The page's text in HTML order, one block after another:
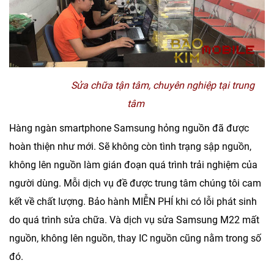
Sửa chữa tận tâm, chuyên nghiệp tại trung
tâm
Hàng ngàn smartphone Samsung hỏng nguồn đã được
hoàn thiện như mới. Sẽ không còn tình trạng sập nguồn,
không lên nguồn làm gián đoạn quá trình trải nghiệm của
người dùng. Mỗi dịch vụ đề được trung tâm chúng tôi cam
kết về chất lượng. Bảo hành MIỄN PHÍ khi có lỗi phát sinh
do quá trình sửa chữa. Và dịch vụ sửa Samsung M22 mất
nguồn, không lên nguồn, thay IC nguồn cũng nằm trong số
đó.